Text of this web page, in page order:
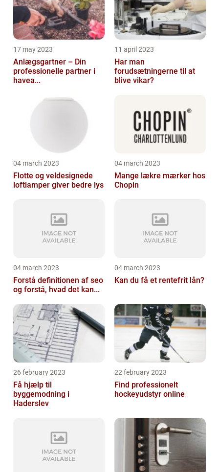
17 may 2023
Anlægsgartner – Din
professionelle partner i
havea...
11 april 2023
Har man
forudsætningerne til at
blive vikar?
04 march 2023
Flotte og veldesignede
loftlamper giver bedre lys
04 march 2023
Mange lækre mærker hos
Chopin
04 march 2023
Forstå definitionen af seo
og forstå, hvad det kan...
04 march 2023
Kan du få et rentefrit lån?
26 february 2023
Få hjælp til
byggemodning i
Haderslev
22 february 2023
Find professionelt
hockeyudstyr online